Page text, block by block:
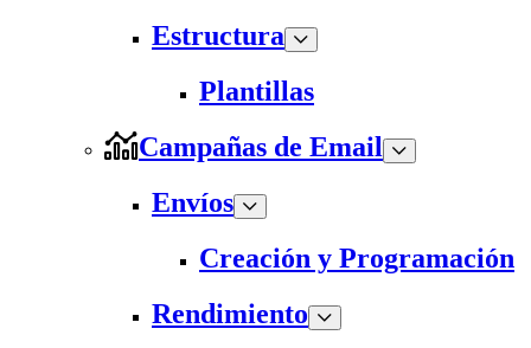
Estructura
Plantillas
Campañas de Email
Envíos
Creación y Programación
Rendimiento